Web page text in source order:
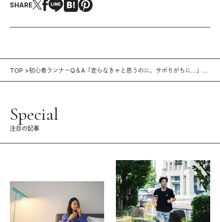
SHARE
TOP
初心者ランナーQ＆A「走らなきゃと思うのに、サボりがちに…」の
Special
注目の記事